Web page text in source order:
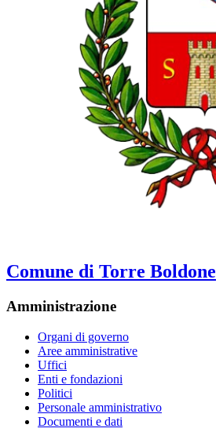
Comune di Torre Boldone
Amministrazione
Organi di governo
Aree amministrative
Uffici
Enti e fondazioni
Politici
Personale amministrativo
Documenti e dati